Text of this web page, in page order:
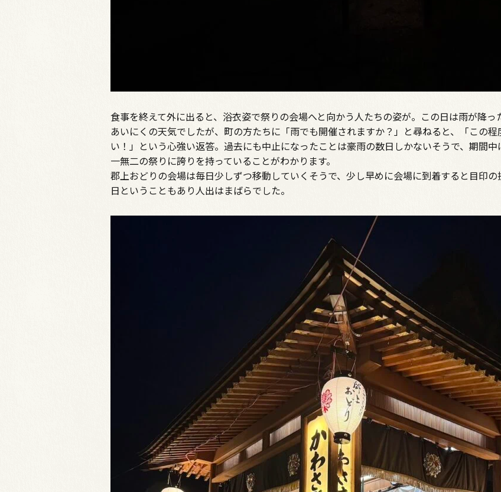
食事を終えて外に出ると、浴衣姿で祭りの会場へと向かう人たちの姿が。この日は雨が降っ
あいにくの天気でしたが、町の方たちに「雨でも開催されますか？」と尋ねると、「この
い！」という心強い返答。過去にも中止になったことは豪雨の数日しかないそうで、期間
一無二の祭りに誇りを持っていることがわかります。
郡上おどりの会場は毎日少しずつ移動していくそうで、少し早めに会場に到着すると目印
日ということもあり人出はまばらでした。